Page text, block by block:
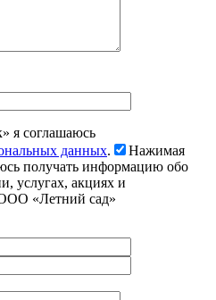
я соглашаюсь
данных.
Нажимая
получать информацию обо
услугах, акциях и
«Летний сад»